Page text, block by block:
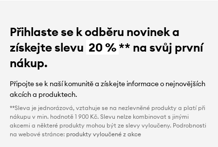
Přihlaste se k odběru novinek a
získejte slevu 20 %** na svůj první
nákup.
Připojte se k naší komunitě a získejte informace o nejnovějších
akcích a produktech.
**Sleva je jednorázová, vztahuje se na nezlevněné produkty a platí při
nákupu v min. hodnotě 1 900 Kč. Slevu nelze kombinovat s jinými
akcemi a některé produkty mohou být ze slevy vyloučeny. Podrobnosti
na webové stránce: produkty vyloučené z akce